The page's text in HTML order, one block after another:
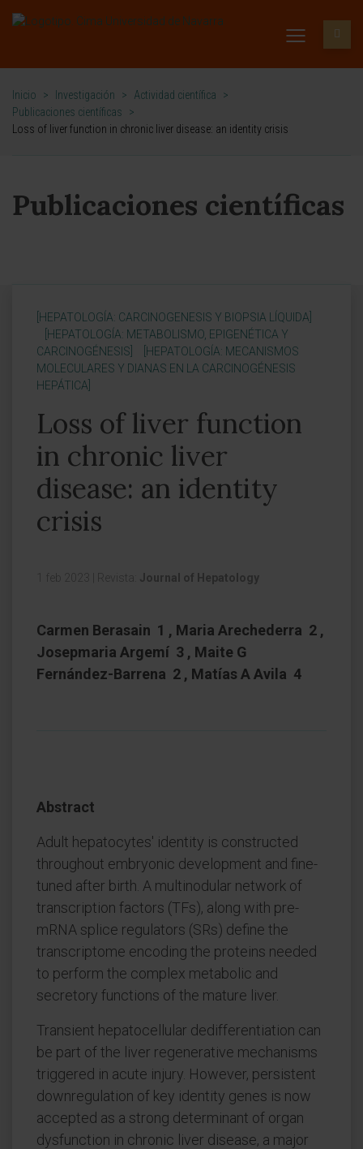
Inicio > Investigación > Actividad científica
>
Publicaciones científicas
>
Loss of liver function in chronic liver disease: an identity crisis
Publicaciones científicas
[HEPATOLOGÍA: CARCINOGENESIS Y BIOPSIA LÍQUIDA]
[HEPATOLOGÍA: METABOLISMO, EPIGENÉTICA Y
CARCINOGÉNESIS]
[HEPATOLOGÍA: MECANISMOS
MOLECULARES Y DIANAS EN LA CARCINOGÉNESIS
HEPÁTICA]
Loss of liver function
in chronic liver
disease: an identity
crisis
1 feb 2023 Revista: Journal of Hepatology
Carmen Berasain 1 , Maria Arechederra 2 ,
Josepmaria Argemí 3 , Maite G
Fernández-Barrena 2 , Matías A Avila 4
Abstract
Adult hepatocytes' identity is constructed
throughout embryonic development and fine-
tuned after birth. A multinodular network of
transcription factors (TFs), along with pre-
mRNA splice regulators (SRs) define the
transcriptome encoding the proteins needed
to perform the complex metabolic and
secretory functions of the mature liver.
Transient hepatocellular dedifferentiation can
be part of the liver regenerative mechanisms
triggered in acute injury. However, persistent
downregulation of key identity genes is now
accepted as a strong determinant of organ
dysfunction in chronic liver disease, a major